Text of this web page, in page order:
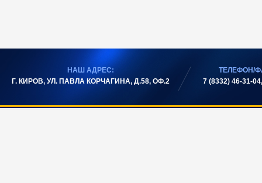
НАШ АДРЕС:
Г. КИРОВ, УЛ. ПАВЛА КОРЧАГИНА, Д.58, ОФ.2
ТЕЛЕФОН/
7 (8332) 46-31-